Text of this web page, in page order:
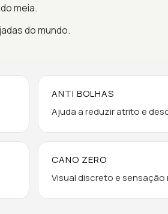
meia.
do mundo.
ANTI BOLHAS
Ajuda a reduzir atrito e
CANO ZERO
Visual discreto e sensação